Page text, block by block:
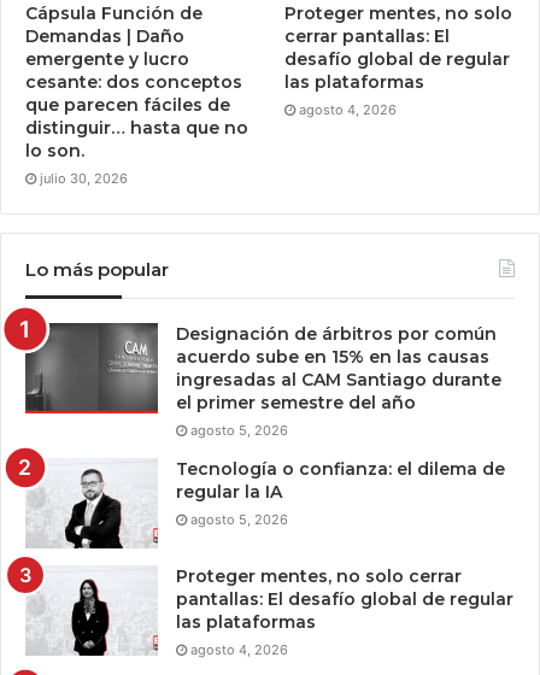
Cápsula Función de
Demandas | Daño
emergente y lucro
cesante: dos conceptos
que parecen fáciles de
distinguir… hasta que no
lo son.
julio 30, 2026
Proteger mentes, no solo
cerrar pantallas: El
desafío global de regular
las plataformas
agosto 4, 2026
Lo más popular
Designación de árbitros por común
acuerdo sube en 15% en las causas
ingresadas al CAM Santiago durante
el primer semestre del año
agosto 5, 2026
Tecnología o confianza: el dilema de
regular la IA
agosto 5, 2026
Proteger mentes, no solo cerrar
pantallas: El desafío global de regular
las plataformas
agosto 4, 2026